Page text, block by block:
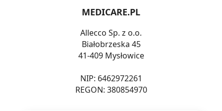
MEDICARE.PL
Allecco Sp. z o.o.
Białobrzeska 45
41-409 Mysłowice
NIP: 6462972261
REGON: 380854970